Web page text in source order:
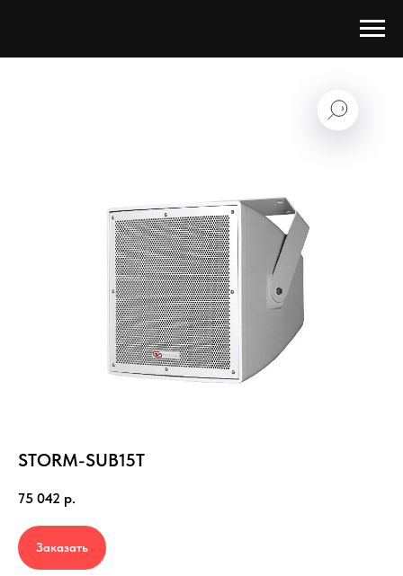
STORM-SUB15T
75 042 р.
Заказать